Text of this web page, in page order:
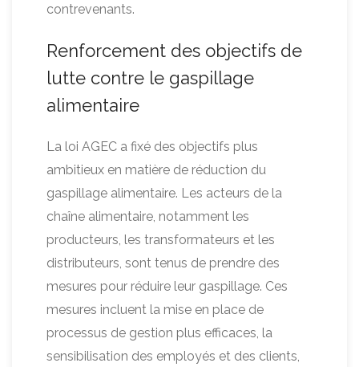
contrevenants.
Renforcement des objectifs de
lutte contre le gaspillage
alimentaire
La loi AGEC a fixé des objectifs plus
ambitieux en matière de réduction du
gaspillage alimentaire. Les acteurs de la
chaîne alimentaire, notamment les
producteurs, les transformateurs et les
distributeurs, sont tenus de prendre des
mesures pour réduire leur gaspillage. Ces
mesures incluent la mise en place de
processus de gestion plus efficaces, la
sensibilisation des employés et des clients,